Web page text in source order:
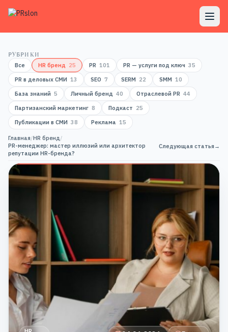
РУБРИКИ
Все
HR бренд 25 PR 101 PR — услуги под ключ 35
PR в деловых СМИ 13 SEO 7 SERM 22 SMM 10
База знаний 5 Личный бренд 40 Отраслевой PR 44
Партизанский маркетинг 8 Подкаст 25
Публикации в СМИ 38 Реклама 15
Главная/HR бренд/
PR-менеджер: мастер иллюзий или архитектор
репутации HR-бренда?
Следующая статья→